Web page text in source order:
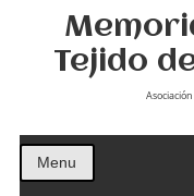
Tejido
Menu